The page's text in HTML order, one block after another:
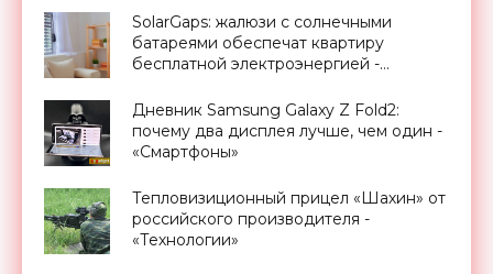
SolarGaps: жалюзи с солнечными
батареями обеспечат квартиру
бесплатной электроэнергией -
Дневник Samsung Galaxy Z Fold2:
почему два дисплея лучше, чем один -
«Смартфоны»
Тепловизиционный прицел «Шахин» от
российского производителя -
«Технологии»